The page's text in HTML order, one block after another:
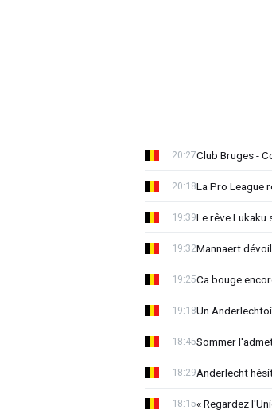
Club Bruges -
20:27
La Pro League
20:18
Le rêve Lukaku
19:39
Mannaert
19:32
Ca bouge
19:25
Un
19:18
Sommer
18:45
Anderlecht
18:29
« Regardez
18:15